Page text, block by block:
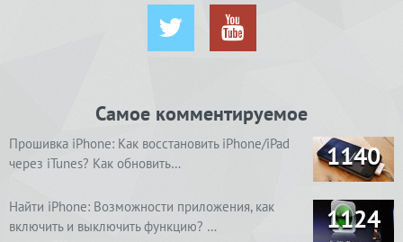
Самое комментируемое
Прошивка iPhone: Как восстановить iPhone/iPad
через iTunes? Как обновить…
1140
Найти iPhone: Возможности приложения, как
включить и выключить функцию? …
1124